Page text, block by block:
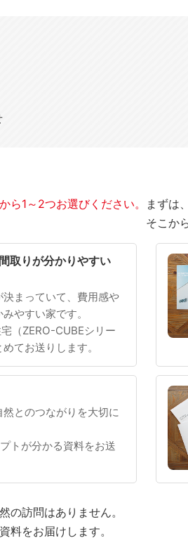
ら1～2つお選びください。
まずは
そこか
まだ何も決まっていな
取りが分かりやすい
まっていて、費用感や
やすい家です。
（ZERO-CUBEシリー
てお送りします。
とのつながりを大切に
トが分かる資料をお送
の訪問はありません。
料をお届けします。